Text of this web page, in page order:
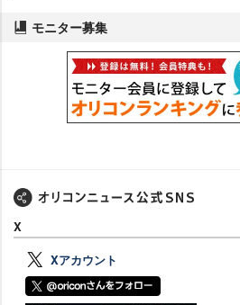
モニター募集
X
Xアカウント